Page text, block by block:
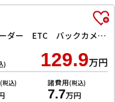
G・Lホンダセンシング ドライブレコーダー ETC バックカメラ 両側スライド・片側電動 ナビ TV クリアランスソナー オートクルーズコントロール レーンアシスト 衝突被害軽減システム オートライト スマートキー
) 129.9万円
(税込) 諸費用(税込)
7.7万円